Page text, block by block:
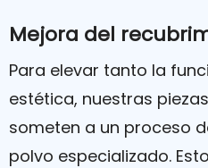
Mejora del
Para elevar tanto la
estética, nuestras
someten a un proceso
polvo especializado.